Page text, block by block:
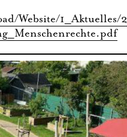
Website/1_Aktuelles/2